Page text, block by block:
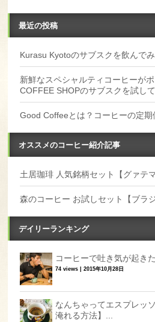
最近の投稿
Kurasu Kyotoのサブスクを飲んで
新鮮なスペシャルティコーヒーが
COFFEE SHOPのサブスクを試し
Good Coffeeとは？コーヒーの定期
オススメのコーヒー紹介記事
土居珈琲 人気銘柄セット【グァテ
森のコーヒー お試しセット【ブラジ
デイリーランキング
コーヒーで吐き気が起き
74 views |2015年10月28日
なんちゃってエスプレッ
淹れる方法】...